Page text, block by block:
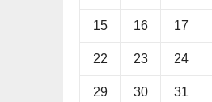
15 16 17
22 23 24
29 30 31